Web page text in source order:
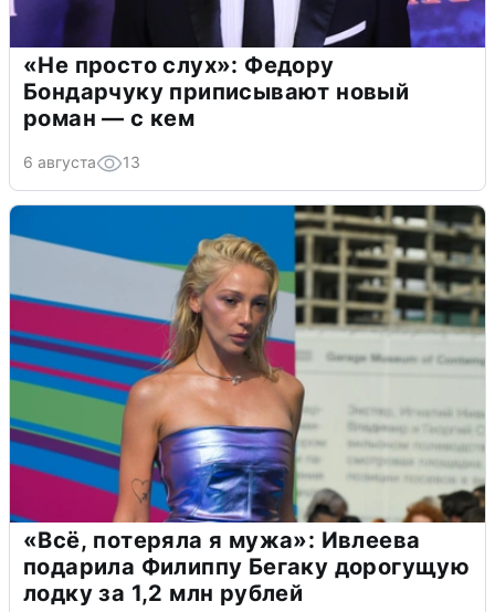
«Не просто слух»: Федору
Бондарчуку приписывают новый
роман — с кем
6 августа 13
«Всё, потеряла я мужа»: Ивлеева
подарила Филиппу Бегаку дорогущую
лодку за 1,2 млн рублей